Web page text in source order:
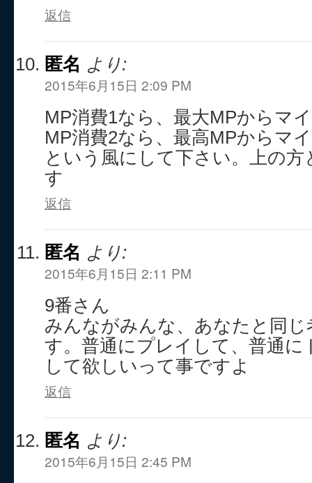
返信
匿名 より:
2015年6月15日 2:09 PM
MP消費1なら、最大MPからマ
MP消費2なら、最高MPからマ
という風にして下さい。上の
す
返信
匿名 より:
2015年6月15日 2:11 PM
9番さん
みんながみんな、あなたと同
す。普通にプレイして、普通
して欲しいって事ですよ
返信
匿名 より:
2015年6月15日 2:45 PM